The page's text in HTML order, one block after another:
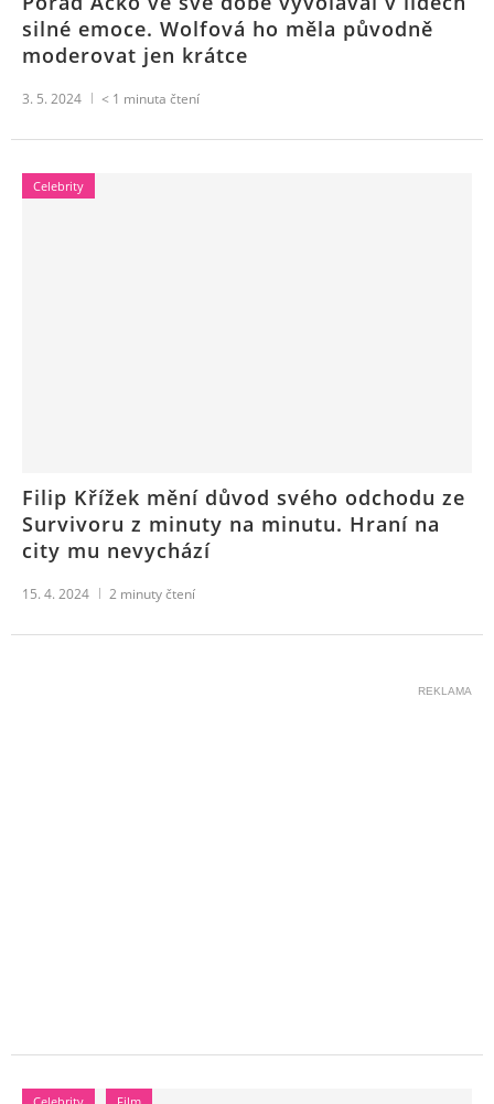
silné emoce. Wolfová ho měla původně
moderovat jen krátce
3. 5. 2024 < 1 minuta čtení
Celebrity
Filip Křížek mění důvod svého odchodu ze
Survivoru z minuty na minutu. Hraní na
city mu nevychází
15. 4. 2024 2 minuty čtení
REKLAMA